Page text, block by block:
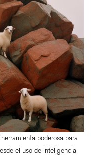
poderosa para
el uso de inteligencia